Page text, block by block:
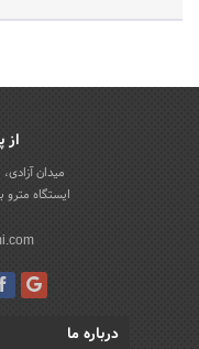
از
میدان
ایستگاه مترو
درباره ما